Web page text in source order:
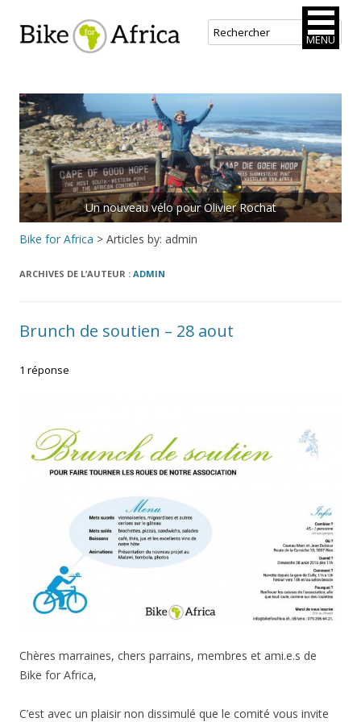
Bike for Africa
au
contenu
principal
Un nouveau vélo pour Olivier Rochat
Rejoins le peloton.
Bike for Africa > Articles by: admin
ARCHIVES DE L’AUTEUR : ADMIN
Brunch de soutien – 28 aout
1 réponse
Chères marraines, chers parrains, membres et ami.e.s de
Bike for Africa,
C’est avec un plaisir non dissimulé que le comité vous invite
MENU